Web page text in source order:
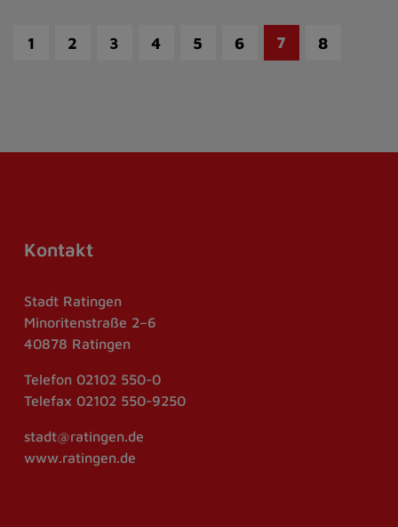
1 2 3 4 5 6 7 8
Kontakt
Stadt Ratingen
Minoritenstraße 2–6
40878 Ratingen
Telefon 02102 550-0
Telefax 02102 550-9250
stadt@ratingen.de
www.ratingen.de